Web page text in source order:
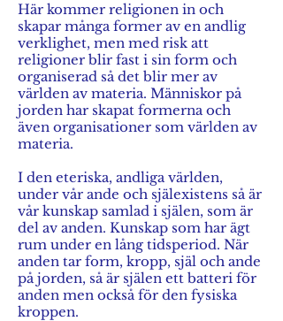
Här kommer religionen in och
skapar många former av en andlig
verklighet, men med risk att
religioner blir fast i sin form och
organiserad så det blir mer av
världen av materia. Människor på
jorden har skapat formerna och
även organisationer som världen av
materia.
I den eteriska, andliga världen,
under vår ande och själexistens så är
vår kunskap samlad i själen, som är
del av anden. Kunskap som har ägt
rum under en lång tidsperiod. När
anden tar form, kropp, själ och ande
på jorden, så är själen ett batteri för
anden men också för den fysiska
kroppen.